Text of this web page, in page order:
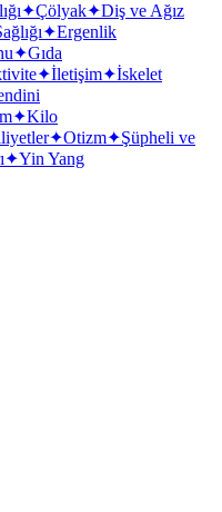
✦Çölyak✦Diş ve Ağız
✦Ergenlik
✦Gıda
✦İletişim✦İskelet
✦Kilo
✦Otizm✦Şüpheli ve
✦Yin Yang